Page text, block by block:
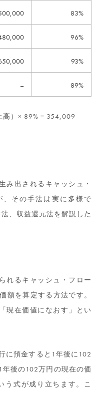
83%
96%
93%
– 89%
）× 89% = 354,009
出されるキャッシュ・
その手法は実に多様で
、収益還元法を解説した
れるキャッシュ・フロー
額を算定する方法です。
現在価値になおす」とい
に預金すると1年後に102
後の102万円の現在の価
う式が成り立ちます。こ